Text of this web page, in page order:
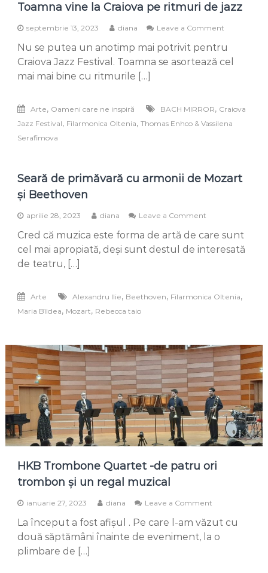
Toamna vine la Craiova pe ritmuri de jazz
septembrie 13, 2023 diana Leave a Comment
vine
la
jazz
Nu se putea un anotimp mai potrivit pentru
Craiova Jazz Festival. Toamna se asortează cel
mai mai bine cu ritmurile […]
Arte, Oameni care ne inspiră BACH MIRROR, Craiova
Jazz Festival, Filarmonica Oltenia, Thomas Enhco & Vassilena
Serafimova
Seară de primăvară cu armonii de Mozart
și Beethoven
aprilie 28, 2023 diana Leave a Comment
de
primăvară
și
Cred că muzica este forma de artă de care sunt
cel mai apropiată, deși sunt destul de interesată
de teatru, […]
Arte Alexandru Ilie, Beethoven, Filarmonica Oltenia,
Maria Bîldea, Mozart, Rebecca taio
HKB Trombone Quartet -de patru ori
trombon și un regal muzical
ianuarie 27, 2023 diana Leave a Comment
Trombone
Quartet
La început a fost afișul . Pe care l-am văzut cu
două săptămâni înainte de eveniment, la o
plimbare de […]